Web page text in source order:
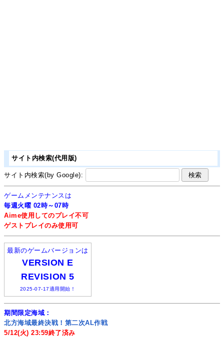
サイト内検索(代用版)
サイト内検索(by Google):
ゲームメンテナンスは
毎週火曜 02時～07時
Aime使用してのプレイ不可
ゲストプレイのみ使用可
最新のゲームバージョンは
VERSION E
REVISION 5
2025-07-17適用開始！
期間限定海域：
北方海域最終決戦！第二次AL作戦
5/12(火) 23:59終了済み